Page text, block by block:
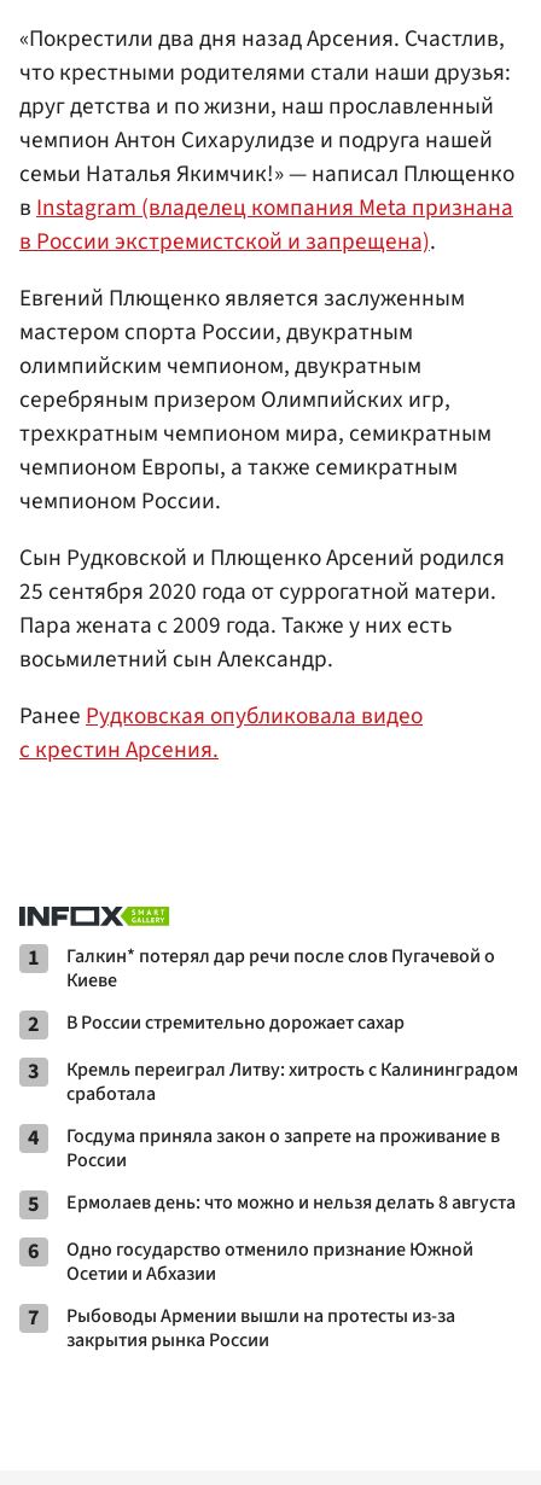
«Покрестили два дня назад Арсения. Счастлив,
что крестными родителями стали наши друзья:
друг детства и по жизни, наш прославленный
чемпион Антон Сихарулидзе и подруга нашей
семьи Наталья Якимчик!» — написал Плющенко
в Instagram (владелец компания Meta признана
в России экстремистской и запрещена).
Евгений Плющенко является заслуженным
мастером спорта России, двукратным
олимпийским чемпионом, двукратным
серебряным призером Олимпийских игр,
трехкратным чемпионом мира, семикратным
чемпионом Европы, а также семикратным
чемпионом России.
Сын Рудковской и Плющенко Арсений родился
25 сентября 2020 года от суррогатной матери.
Пара жената с 2009 года. Также у них есть
восьмилетний сын Александр.
РанееРудковская опубликовала видео
с крестин Арсения.
1
Галкин* потерял дар речи после слов Пугачевой о
Киеве
2 В России стремительно дорожает сахар
3
Кремль переиграл Литву: хитрость с Калининградом
сработала
4
Госдума приняла закон о запрете на проживание в
России
5 Ермолаев день: что можно и нельзя делать 8 августа
6
Одно государство отменило признание Южной
Осетии и Абхазии
7
Рыбоводы Армении вышли на протесты из-за
закрытия рынка России